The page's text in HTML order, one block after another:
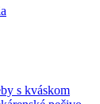
s kváskom